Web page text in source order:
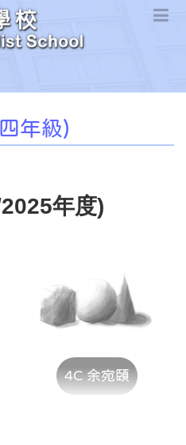
年級)
年度)
4C 余宛頤